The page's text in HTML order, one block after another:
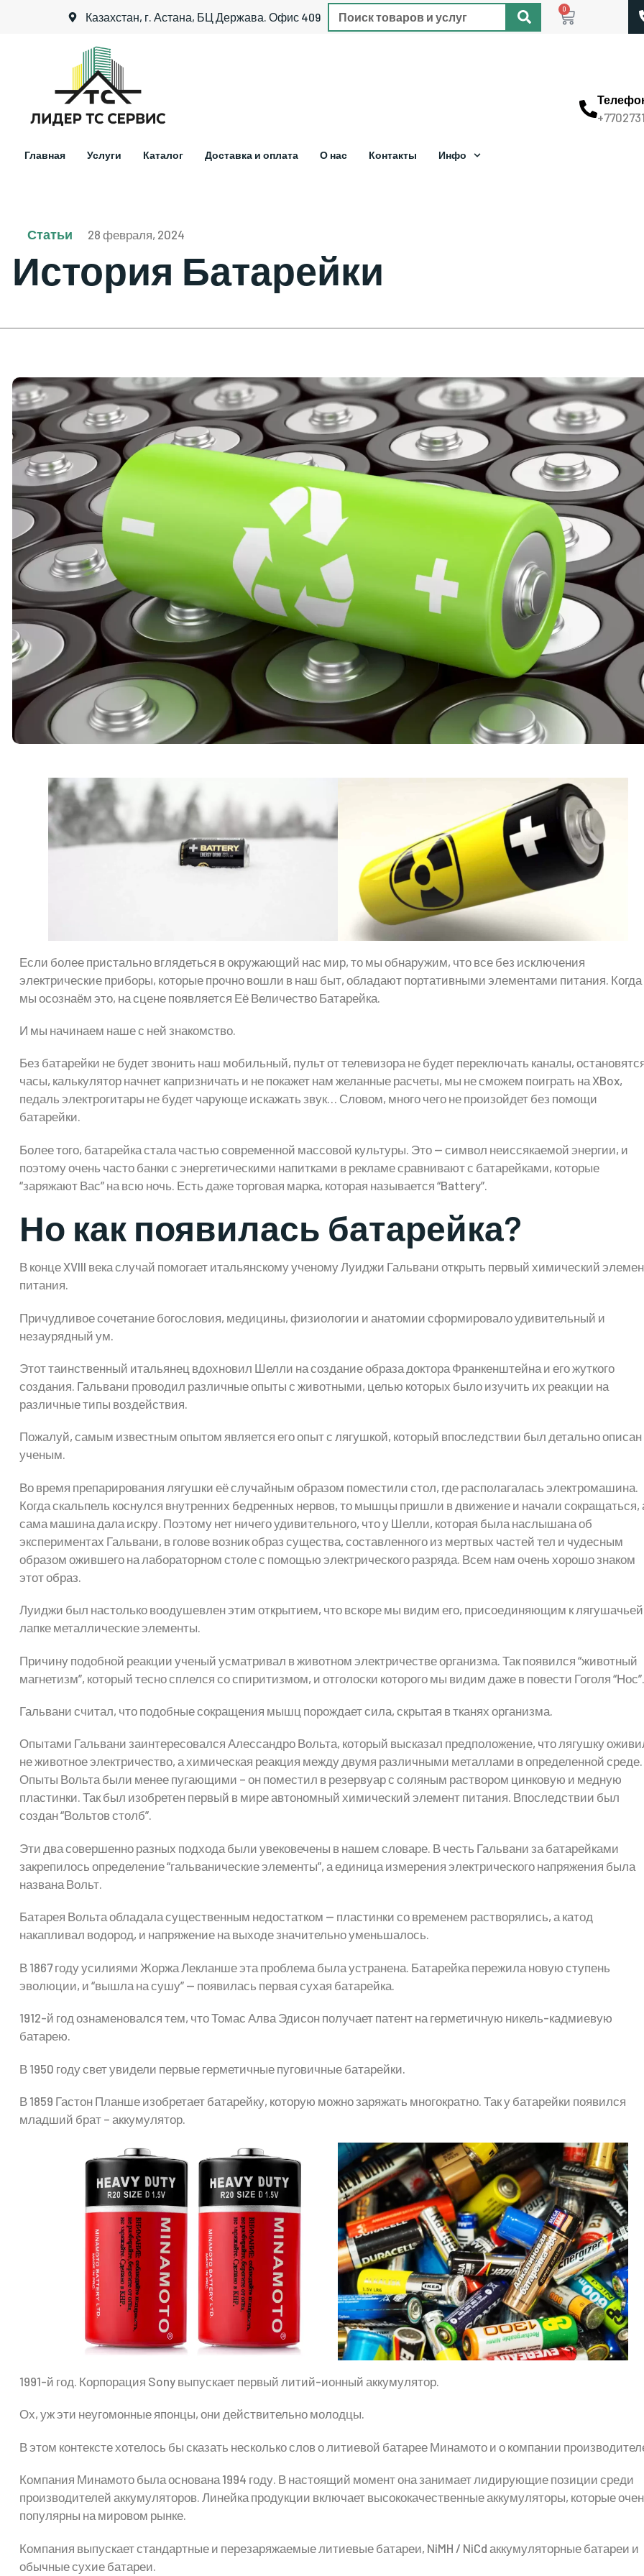
Казахстан, г. Астана, БЦ Держава. Офис 409
0
Главная Услуги Каталог Доставка и оплата О нас Контакты Инфо
Статьи 28 февраля, 2024
История Батарейки
Если более пристально вглядеться в окружающий нас мир, то мы обнаружим, что все без исключения
электрические приборы, которые прочно вошли в наш быт, обладают портативными элементами питания. Когда
мы осознаём это, на сцене появляется Её Величество Батарейка.
И мы начинаем наше с ней знакомство.
Без батарейки не будет звонить наш мобильный, пульт от телевизора не будет переключать каналы,
часы, калькулятор начнет капризничать и не покажет нам желанные расчеты, мы не сможем поиграть на XBox,
педаль электрогитары не будет чарующе искажать звук… Словом, много чего не произойдет без помощи
батарейки.
Более того, батарейка стала частью современной массовой культуры. Это — символ неиссякаемой энергии, и
поэтому очень часто банки с энергетическими напитками в рекламе сравнивают с батарейками, которые
“заряжают Вас” на всю ночь. Есть даже торговая марка, которая называется “Battery”.
Но как появилась батарейка?
В конце XVIII века случай помогает итальянскому ученому Луиджи Гальвани открыть первый химический
питания.
Причудливое сочетание богословия, медицины, физиологии и анатомии сформировало удивительный и
незаурядный ум.
Этот таинственный итальянец вдохновил Шелли на создание образа доктора Франкенштейна и его жуткого
создания. Гальвани проводил различные опыты с животными, целью которых было изучить их реакции на
различные типы воздействия.
Пожалуй, самым известным опытом является его опыт с лягушкой, который впоследствии был детально описан
ученым.
Во время препарирования лягушки её случайным образом поместили стол, где располагалась электромашина.
Когда скальпель коснулся внутренних бедренных нервов, то мышцы пришли в движение и начали сокращаться,
сама машина дала искру. Поэтому нет ничего удивительного, что у Шелли, которая была наслышана об
экспериментах Гальвани, в голове возник образ существа, составленного из мертвых частей тел и чудесным
образом ожившего на лабораторном столе с помощью электрического разряда. Всем нам очень хорошо знаком
этот образ.
Луиджи был настолько воодушевлен этим открытием, что вскоре мы видим его, присоединяющим к лягушачьей
лапке металлические элементы.
Причину подобной реакции ученый усматривал в животном электричестве организма. Так появился “животный
магнетизм”, который тесно сплелся со спиритизмом, и отголоски которого мы видим даже в повести Гоголя “Нос”.
Гальвани считал, что подобные сокращения мышц порождает сила, скрытая в тканях организма.
Опытами Гальвани заинтересовался Алессандро Вольта, который высказал предположение, что лягушку
не животное электричество, а химическая реакция между двумя различными металлами в определенной среде.
Опыты Вольта были менее пугающими – он поместил в резервуар с соляным раствором цинковую и медную
пластинки. Так был изобретен первый в мире автономный химический элемент питания. Впоследствии был
создан “Вольтов столб”.
Эти два совершенно разных подхода были увековечены в нашем словаре. В честь Гальвани за батарейками
закрепилось определение “гальванические элементы”, а единица измерения электрического напряжения была
названа Вольт.
Батарея Вольта обладала существенным недостатком — пластинки со временем растворялись, а катод
накапливал водород, и напряжение на выходе значительно уменьшалось.
В 1867 году усилиями Жоржа Лекланше эта проблема была устранена. Батарейка пережила новую ступень
эволюции, и “вышла на сушу” — появилась первая сухая батарейка.
1912-й год ознаменовался тем, что Томас Алва Эдисон получает патент на герметичную никель-кадмиевую
батарею.
В 1950 году свет увидели первые герметичные пуговичные батарейки.
В 1859 Гастон Планше изобретает батарейку, которую можно заряжать многократно. Так у батарейки появился
младший брат – аккумулятор.
1991-й год. Корпорация Sony выпускает первый литий-ионный аккумулятор.
Ох, уж эти неугомонные японцы, они действительно молодцы.
В этом контексте хотелось бы сказать несколько слов о литиевой батарее Минамото и о компании
Компания Минамото была основана 1994 году. В настоящий момент она занимает лидирующие позиции среди
производителей аккумуляторов. Линейка продукции включает высококачественные аккумуляторы, которые
популярны на мировом рынке.
Компания выпускает стандартные и перезаряжаемые литиевые батареи, NiMH / NiCd аккумуляторные батареи и
обычные сухие батареи.